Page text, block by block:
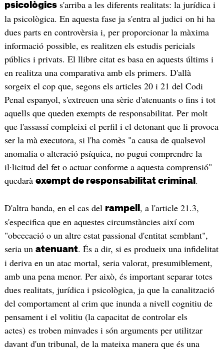
psicològicss'arriba a les diferents realitats: la jurídica i
la psicològica. En aquesta fase ja s'entra al judici on hi ha
dues parts en controvèrsia i, per proporcionar la màxima
informació possible, es realitzen els estudis pericials
públics i privats. El llibre citat es basa en aquests últims i
en realitza una comparativa amb els primers. D'allà
sorgeix el cop que, segons els articles 20 i 21 del Codi
Penal espanyol, s'extreuen una sèrie d'atenuants o fins i tot
aquells que queden exempts de responsabilitat. Per molt
que l'assassí compleixi el perfil i el detonant que li provoca
ser la mà executora, si l'ha comès "a causa de qualsevol
anomalia o alteració psíquica, no pugui comprendre la
il·licitud del fet o actuar conforme a aquesta comprensió"
quedarà exempt de responsabilitat criminal .
D'altra banda, en el cas del rampell , a l'article 21.3,
s'especifica que en aquestes circumstàncies així com
"obcecació o un altre estat passional d'entitat semblant",
seria un atenuant. És a dir, si es produeix una infidelitat
i deriva en un atac mortal, seria valorat, presumiblement,
amb una pena menor. Per això, és important separar totes
dues realitats, jurídica i psicològica, ja que la canalització
del comportament al crim que inunda a nivell cognitiu de
pensament i el volitiu (la capacitat de controlar els
actes) es troben minvades i són arguments per utilitzar
davant d'un tribunal, de la mateixa manera que és una